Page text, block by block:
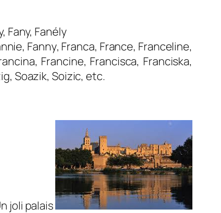
Fany, Fanély
, Fanny, Franca, France, Franceline,
, Francine, Francisca, Franciska,
, Soazik, Soizic, etc.
joli palais